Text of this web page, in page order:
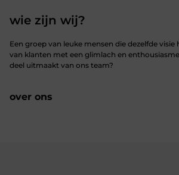
wie zijn wij?
Een groep van leuke mensen die dezelfde visie
van klanten met een glimlach en
deel uitmaakt van ons team?
over ons